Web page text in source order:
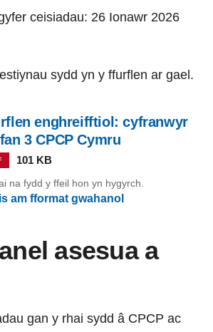
ceisiadau: 26 Ionawr 2026
sydd yn y ffurflen ar gael.
enghreifftiol: cyfranwyr
3 CPCP Cymru
101 KB
na fydd y ffeil hon yn hygyrch.
am fformat gwahanol
asesua a
gan y rhai sydd â CPCP ac